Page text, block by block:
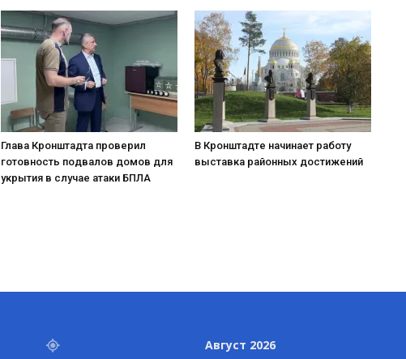
Глава Кронштадта проверил
готовность подвалов домов для
укрытия в случае атаки БПЛА
В Кронштадте начинает работу
выставка районных достижений
Август 2026